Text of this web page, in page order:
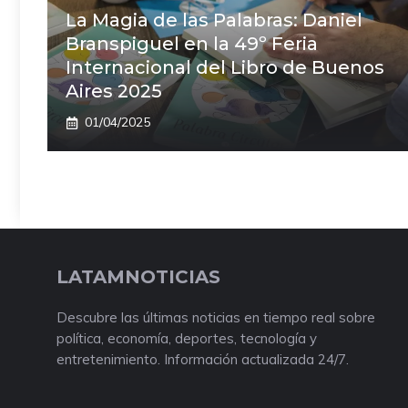
La Magia de las Palabras: Daniel
Branspiguel en la 49º Feria
Internacional del Libro de Buenos
Aires 2025
01/04/2025
LATAMNOTICIAS
Descubre las últimas noticias en tiempo real sobre
política, economía, deportes, tecnología y
entretenimiento. Información actualizada 24/7.